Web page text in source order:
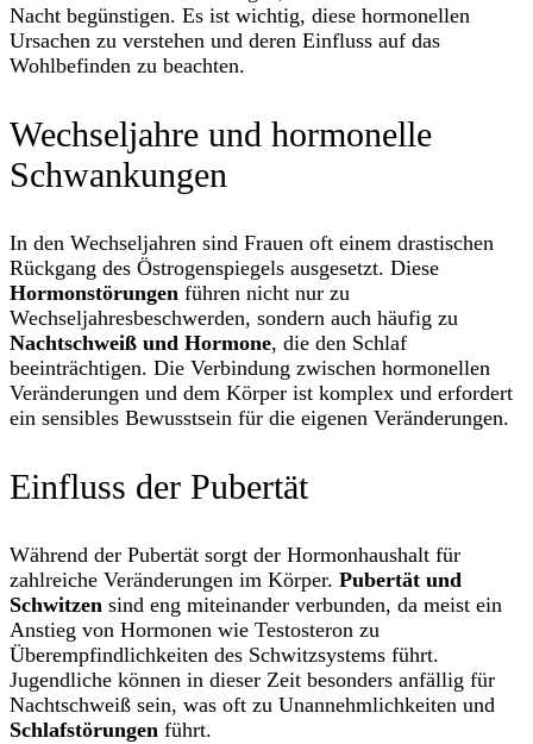
Nacht begünstigen. Es ist wichtig, diese hormonellen
Ursachen zu verstehen und deren Einfluss auf das
Wohlbefinden zu beachten.
Wechseljahre und hormonelle
Schwankungen
In den Wechseljahren sind Frauen oft einem drastischen
Rückgang des Östrogenspiegels ausgesetzt. Diese
Hormonstörungen führen nicht nur zu
Wechseljahresbeschwerden, sondern auch häufig zu
Nachtschweiß und Hormone, die den Schlaf
beeinträchtigen. Die Verbindung zwischen hormonellen
Veränderungen und dem Körper ist komplex und erfordert
ein sensibles Bewusstsein für die eigenen Veränderungen.
Einfluss der Pubertät
Während der Pubertät sorgt der Hormonhaushalt für
zahlreiche Veränderungen im Körper. Pubertät und
Schwitzen sind eng miteinander verbunden, da meist ein
Anstieg von Hormonen wie Testosteron zu
Überempfindlichkeiten des Schwitzsystems führt.
Jugendliche können in dieser Zeit besonders anfällig für
Nachtschweiß sein, was oft zu Unannehmlichkeiten und
Schlafstörungen führt.